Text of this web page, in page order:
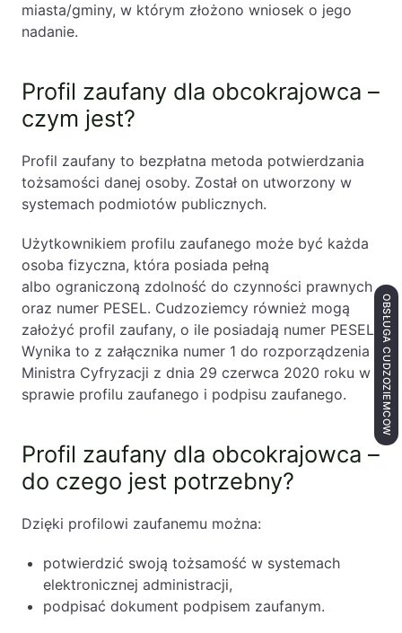
miasta/gminy, w którym złożono wniosek o jego
nadanie.
Profil zaufany dla obcokrajowca –
czym jest?
Profil zaufany to bezpłatna metoda potwierdzania
tożsamości danej osoby. Został on utworzony w
systemach podmiotów publicznych.
Użytkownikiem profilu zaufanego może być każda
osoba fizyczna, która posiada pełną
albo ograniczoną zdolność do czynności prawnych
oraz numer PESEL. Cudzoziemcy również mogą
założyć profil zaufany, o ile posiadają numer PESEL.
Wynika to z załącznika numer 1 do rozporządzenia
Ministra Cyfryzacji z dnia 29 czerwca 2020 roku w
sprawie profilu zaufanego i podpisu zaufanego.
Profil zaufany dla obcokrajowca –
do czego jest potrzebny?
Dzięki profilowi zaufanemu można:
potwierdzić swoją tożsamość w systemach
elektronicznej administracji,
podpisać dokument podpisem zaufanym.
OBSŁUGA CUDZOZIEMCÓW